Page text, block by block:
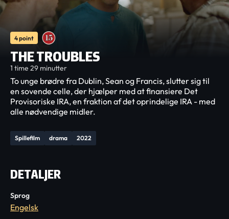
4 point
THE TROUBLES
1 time 29 minutter
Spillefilm drama 2022
To unge brødre fra Dublin, Sean og Francis, slutter sig til
en sovende celle, der hjælper med at finansiere Det
Provisoriske IRA, en fraktion af det oprindelige IRA - med
alle nødvendige midler.
DETALJER
Sprog
Engelsk